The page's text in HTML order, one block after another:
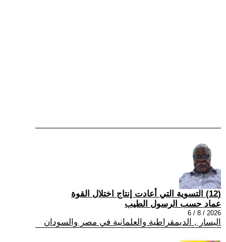
(12) التسوية التي أعادت إنتاج اختلال القوة
عماد حسب الرسول الطيب
2026 / 8 / 6
اليسار , الديمقراطية والعلمانية في مصر والسودان